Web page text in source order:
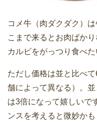
コメ牛（肉ダクダク）
こまで来るとお肉ばか
カルビをがっつり食べた
ただし価格は並と比べ
舗によって異なる）。
は3倍になって嬉しいで
ンスを考えると微妙かも